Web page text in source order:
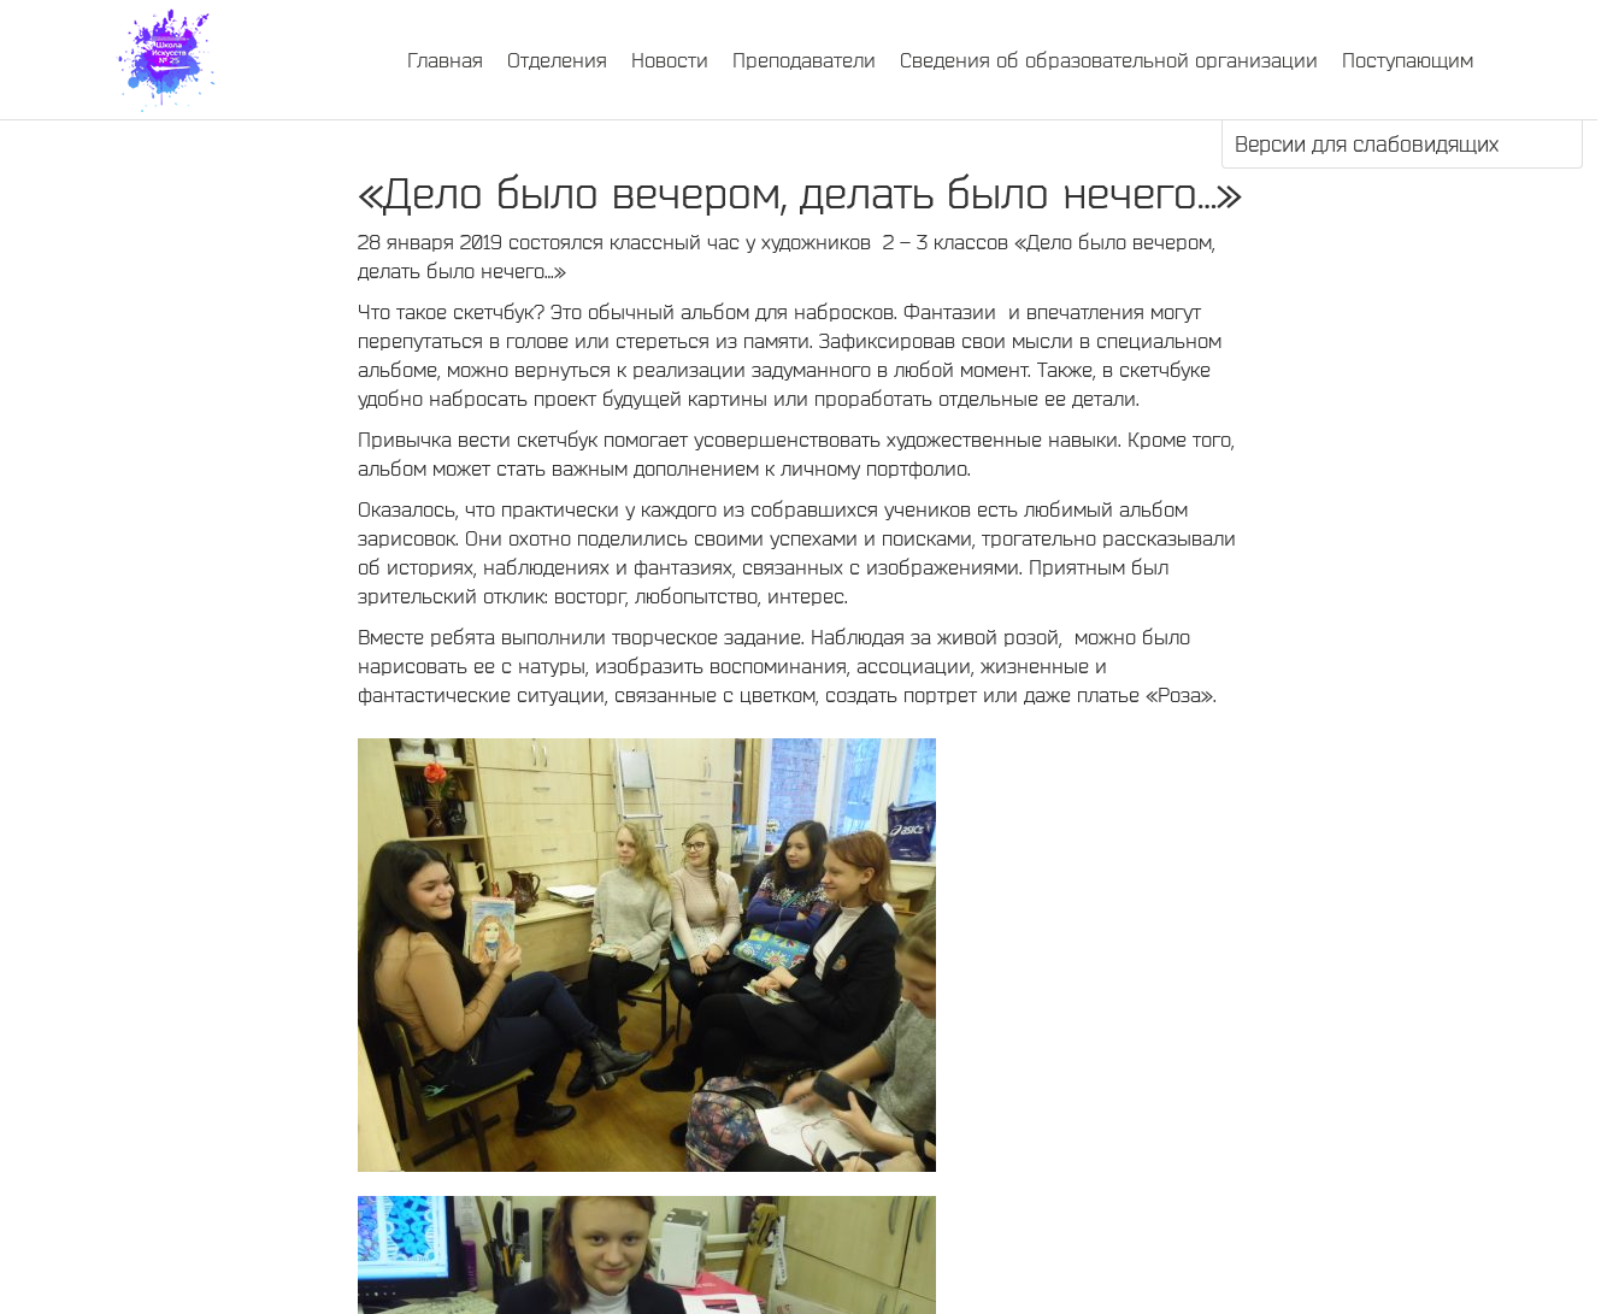
Главная Отделения Новости Преподаватели Сведения об образовательной организации Поступающим
Версии для слабовидящих
«Дело было вечером, делать было нечего…»
28 января 2019 состоялся классный час у художников 2 – 3 классов «Дело было вечером,
делать было нечего…»
Что такое скетчбук? Это обычный альбом для набросков. Фантазии и впечатления могут
перепутаться в голове или стереться из памяти. Зафиксировав свои мысли в специальном
альбоме, можно вернуться к реализации задуманного в любой момент. Также, в скетчбуке
удобно набросать проект будущей картины или проработать отдельные ее детали.
Привычка вести скетчбук помогает усовершенствовать художественные навыки. Кроме того,
альбом может стать важным дополнением к личному портфолио.
Оказалось, что практически у каждого из собравшихся учеников есть любимый альбом
зарисовок. Они охотно поделились своими успехами и поисками, трогательно рассказывали
об историях, наблюдениях и фантазиях, связанных с изображениями. Приятным был
зрительский отклик: восторг, любопытство, интерес.
Вместе ребята выполнили творческое задание. Наблюдая за живой розой, можно было
нарисовать ее с натуры, изобразить воспоминания, ассоциации, жизненные и
фантастические ситуации, связанные с цветком, создать портрет или даже платье «Роза».